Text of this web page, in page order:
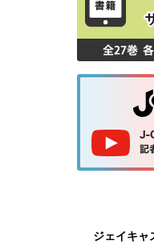
ジェイキャ